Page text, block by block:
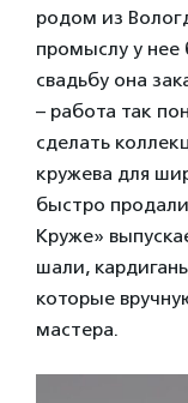
родом из
промыслу у нее
свадьбу она
– работа так
сделать
кружева для
быстро
Круже»
шали,
которые
мастера.